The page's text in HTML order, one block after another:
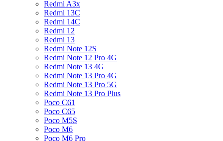
Redmi A3x
Redmi 13C
Redmi 14C
Redmi 12
Redmi 13
Redmi Note 12S
Redmi Note 12 Pro 4G
Redmi Note 13 4G
Redmi Note 13 Pro 4G
Redmi Note 13 Pro 5G
Redmi Note 13 Pro Plus
Poco C61
Poco C65
Poco M5S
Poco M6
Poco M6 Pro